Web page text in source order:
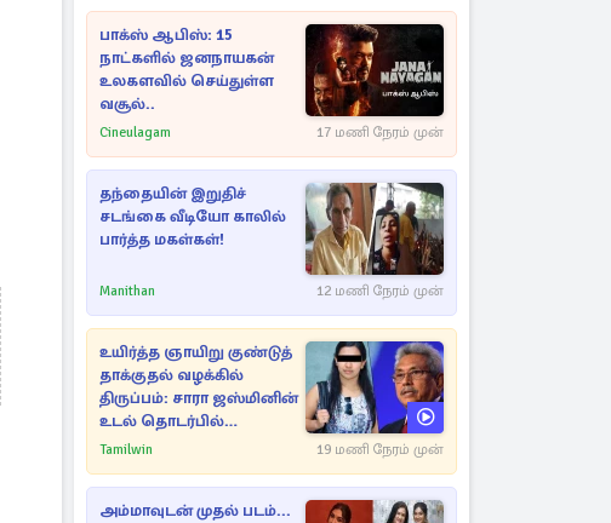
பாக்ஸ் ஆபிஸ்: 15
நாட்களில் ஜனநாயகன்
உலகளவில் செய்துள்ள
வசூல்..
Cineulagam 17 மணி நேரம் முன்
தந்தையின் இறுதிச்
சடங்கை வீடியோ காலில்
பார்த்த மகள்கள்!
Manithan 12 மணி நேரம் முன்
உயிர்த்த ஞாயிறு குண்டுத்
தாக்குதல் வழக்கில்
திருப்பம்: சாரா ஜஸ்மினின்
உடல் தொடர்பில்
நீதிமன்றத்தில் வெளியான
Tamilwin 19 மணி நேரம் முன்
அம்மாவுடன் முதல் படம்...